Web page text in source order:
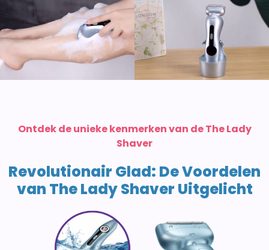
Ontdek de unieke kenmerken van de The Lady
Shaver
Revolutionair Glad: De Voordelen
van The Lady Shaver Uitgelicht